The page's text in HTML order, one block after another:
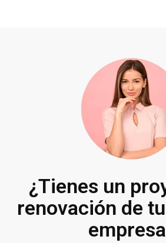
¿Tienes un
renovación de